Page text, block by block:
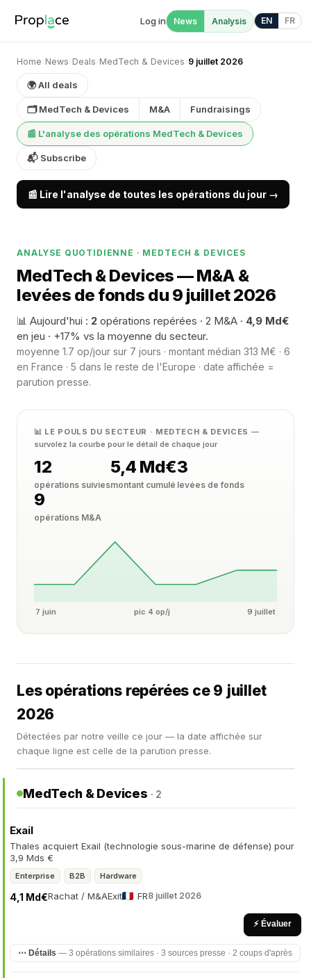
Log in News Analysis EN FR
Home› News› Deals› MedTech & Devices› 9 juillet 2026
🌍 All deals
🗂 MedTech & Devices M&A Fundraisings
📰 L'analyse des opérations MedTech & Devices
📬 Subscribe
📰 Lire l'analyse de toutes les opérations du jour →
ANALYSE QUOTIDIENNE · MEDTECH & DEVICES
MedTech & Devices — M&A &
levées de fonds du 9 juillet 2026
📊 Aujourd'hui : 2 opérations repérées · 2 M&A · 4,9 Md€
en jeu · +17% vs la moyenne du secteur.
moyenne 1.7 op/jour sur 7 jours · montant médian 313 M€ · 6
en France · 5 dans le reste de l'Europe · date affichée =
parution presse.
📊 LE POULS DU SECTEUR · MEDTECH & DEVICES —
survolez la courbe pour le détail de chaque jour
12
opérations suivies
5,4 Md€
montant cumulé
3
levées de fonds
9
opérations M&A
7 juin pic 4 op/j 9 juillet
Les opérations repérées ce 9 juillet
2026
Détectées par notre veille ce jour — la date affichée sur
chaque ligne est celle de la parution presse.
MedTech & Devices · 2
Exail
Thales acquiert Exail (technologie sous-marine de défense) pour
3,9 Mds €
Enterprise B2B Hardware
Rachat / M&A
4,1 Md€ Exit FR8 juillet 2026
⚡ Évaluer
⋯ Détails — 3 opérations similaires · 3 sources presse · 2 coups d'après